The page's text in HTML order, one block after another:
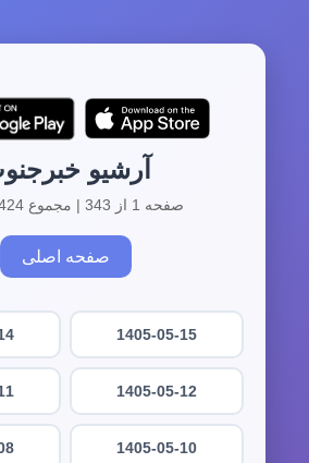
آرشیو
صفحه 1 از 343 | مجموع 3424 آرشیو
صفحه اصلی
1405-05-15
1405-05-12
1405-05-10